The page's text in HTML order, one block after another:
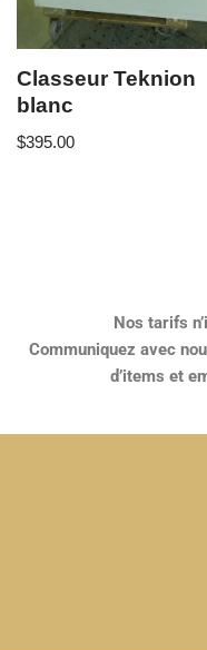
Classeur Teknion
blanc
$395.00
Nos tarifs
Communiquez avec
d’items et